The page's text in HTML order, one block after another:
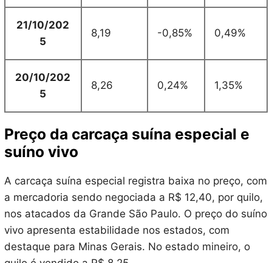
21/10/202
5
8,19 -0,85% 0,49%
20/10/202
5
8,26 0,24% 1,35%
Preço da carcaça suína especial e
suíno vivo
A carcaça suína especial registra baixa no preço, com
a mercadoria sendo negociada a R$ 12,40, por quilo,
nos atacados da Grande São Paulo. O preço do suíno
vivo apresenta estabilidade nos estados, com
destaque para Minas Gerais. No estado mineiro, o